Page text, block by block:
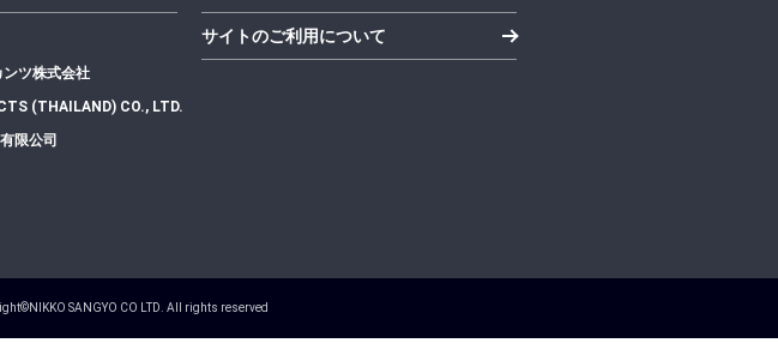
ツ株式会社
(THAILAND) CO., LTD.
限公司
サイトのご利用について
SANGYO CO LTD. All rights reserved